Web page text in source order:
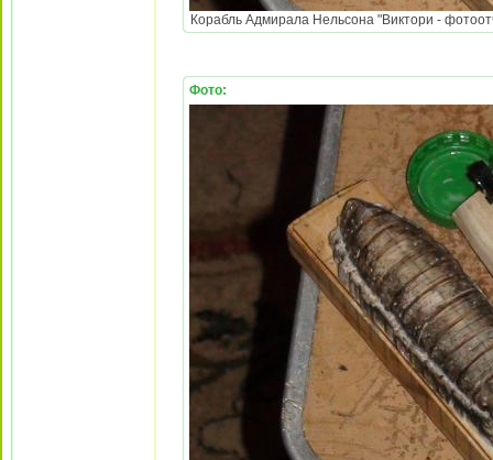
Корабль Адмирала Нельсона "Виктори -
Фото: